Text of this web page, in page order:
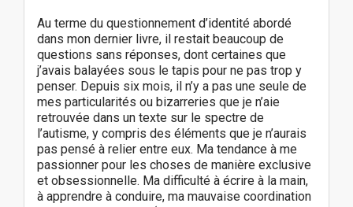
Au terme du questionnement d’identité abordé
dans mon dernier livre, il restait beaucoup de
questions sans réponses, dont certaines que
j’avais balayées sous le tapis pour ne pas trop y
penser. Depuis six mois, il n’y a pas une seule de
mes particularités ou bizarreries que je n’aie
retrouvée dans un texte sur le spectre de
l’autisme, y compris des éléments que je n’aurais
pas pensé à relier entre eux. Ma tendance à me
passionner pour les choses de manière exclusive
et obsessionnelle. Ma difficulté à écrire à la main,
à apprendre à conduire, ma mauvaise coordination